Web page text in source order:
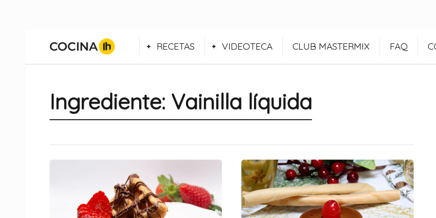
RECETAS VIDEOTECA CLUB MASTERMIX FAQ
Ingrediente: Vainilla líquida